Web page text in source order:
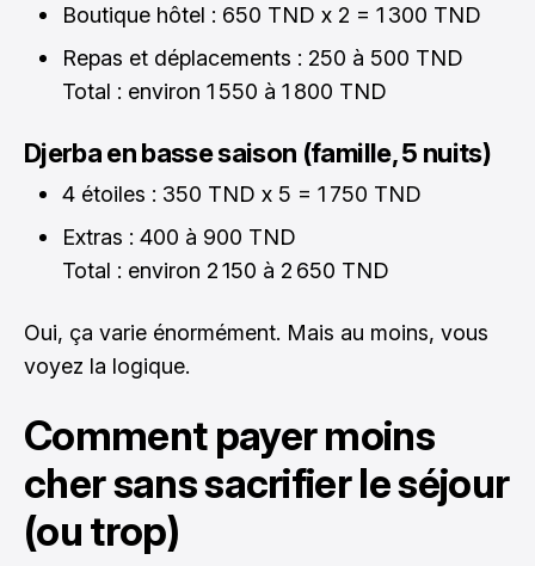
Boutique hôtel : 650 TND x 2 = 1 300 TND
Repas et déplacements : 250 à 500 TND
Total : environ 1 550 à 1 800 TND
Djerba en basse saison (famille, 5 nuits)
4 étoiles : 350 TND x 5 = 1 750 TND
Extras : 400 à 900 TND
Total : environ 2 150 à 2 650 TND
Oui, ça varie énormément. Mais au moins, vous
voyez la logique.
Comment payer moins
cher sans sacrifier le séjour
(ou trop)